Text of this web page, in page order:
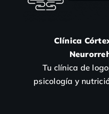
Clínica
Tu clínica de
psicología y